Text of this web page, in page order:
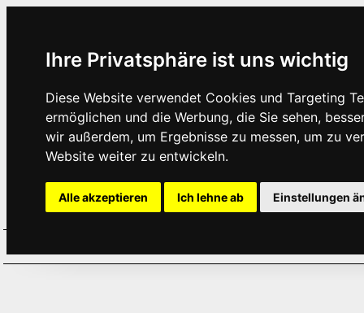
Ihre Privatsphäre ist uns wichtig
Diese Website verwendet Cookies und Targeting
ermöglichen und die Werbung, die Sie sehen,
wir außerdem, um Ergebnisse zu messen, um zu
Website weiter zu entwickeln.
Alle akzeptieren Ich lehne ab Einstellungen